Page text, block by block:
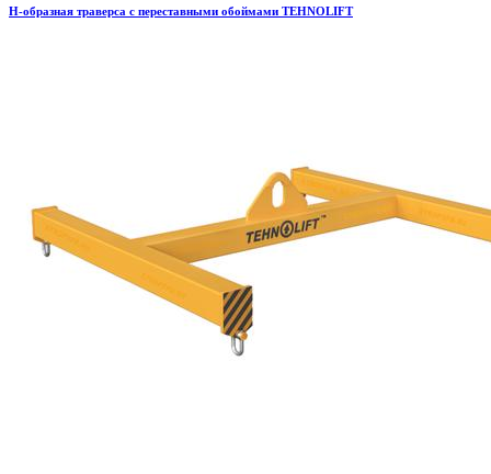
H-образная траверса с переставными обоймами TEHNOLIFT